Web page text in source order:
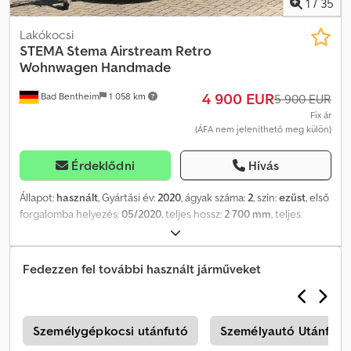
18:00 Szerzői jog – védjegy – stema időjárásvédelem – 2007.07.26 –
ccex kili
1 / 35
Bad Bentheim 1 058 km
Lakókocsi
STEMA Stema Airstream Retro
Wohnwagen Handmade
4 900 EUR5 900 EUR
Fix ár
(ÁFA nem jeleníthető meg külön)
Érdeklődni Hívás
Állapot: használt, Gyártási év:2020, ágyak száma:2, szín:ezüst, első
forgalomba helyezés:05/2020, teljes hossz:2 700 mm, teljes
, teljes magasság:
tengelyelrendezés:1 tengely, össztömeg:650 kg, * 4.900,- € *
Stema Airstream Retro lakókocsi, kézzel készült * Rögzített ágy *
Gázcsatlakozás * Napkollektor * Pótkere * Előtető * Elektromos
rendszer: 12V - 24V * Méretek: 270 cm (H) x 152 cm (SZ) x 192 cm
(M) * Ágy mérete: 190 cm (H) x 145 cm (SZ) NYITVATARTÁS Hétfőtől
péntekig 09:00 - 17:00 óráig (előzetes időpont egyeztetés
alapján...) KAPCSOLAT Telefon: WhatsApp E-mail: Átszállítási és
Fedezzen fel további használt járműveket
Személygépkocsi utánfutó Személyautó Utánfutó